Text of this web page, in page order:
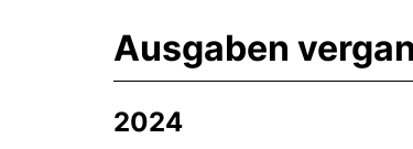
Ausgaben
2024